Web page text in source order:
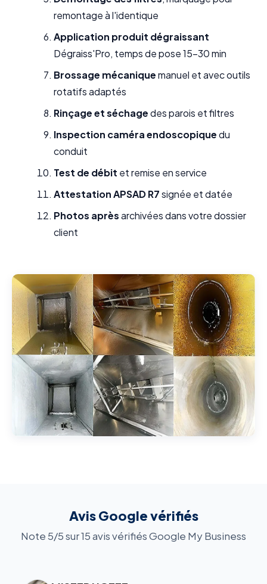
remontage à l'identique
Application produit dégraissant
Dégraiss'Pro, temps de pose 15-30 min
Brossage mécaniquemanuel et avec outils
rotatifs adaptés
Rinçage et séchagedes parois et filtres
Inspection caméra endoscopiquedu
conduit
Test de débit et remise en service
Attestation APSAD R7signée et datée
Photos aprèsarchivées dans votre dossier
client
Avis Google vérifiés
Note 5/5 sur 15 avis vérifiés Google My Business